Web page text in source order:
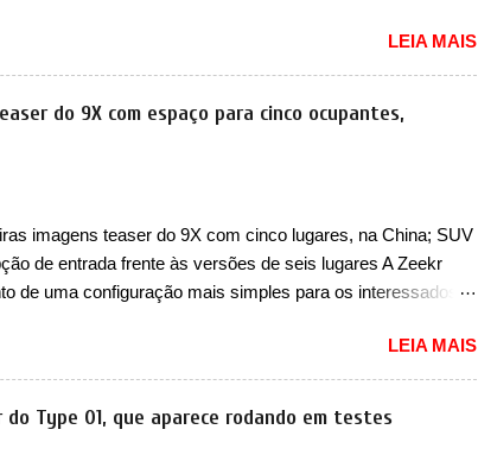
apresentará aos consumidores chineses para além
Song Max. Equipada com um motor híbrido plug-in
vai colocar a marca para concorrer com uma série de
similar, visto que por lá o segmento ainda continua
faróis retangulares e inclinados. Os faróis possuem
luzes se conectam entre si por meio de uma barra em
da barra prateada que aparece na parte sup...
LEIA MAIS
do 9X com espaço para cinco ocupantes,
imagens teaser do 9X com cinco lugares, na China; SUV
de entrada frente às versões de seis lugares A Zeekr
de uma configuração mais simples para os interessados
que ficará posicionada abaixo da configuração de
seis lugares, dispostos em três filas de bancos (2+2+2).
marca será vendido com uma configuração padrão, de
entrou em regime de pré-venda na China, indicando seu
LEIA MAIS
Type 01, que aparece rodando em testes